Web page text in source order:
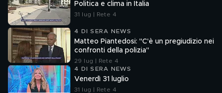
Politica e clima in Italia
31 lug | Rete 4
4 DI SERA NEWS
Matteo Piantedosi: "C'è un pregiudizio nei
confronti della polizia"
29 lug | Rete 4
4 DI SERA NEWS
Venerdì 31 luglio
31 lug | Rete 4